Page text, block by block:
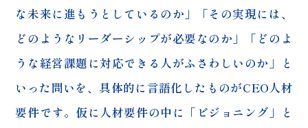
な未来に進もうとしているのか」「その実現には、
どのようなリーダーシップが必要なのか」「どのよ
うな経営課題に対応できる人がふさわしいのか」と
いった問いを、具体的に言語化したものがCEO人材
要件です。仮に人材要件の中に「ビジョニング」と